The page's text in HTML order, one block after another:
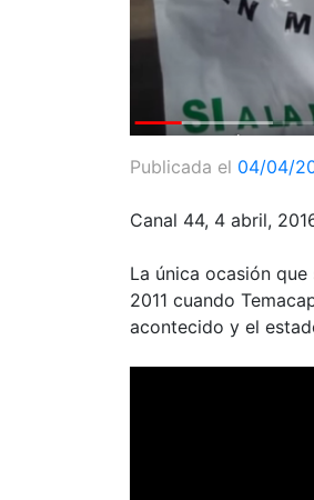
Publicada el 04/04/
Canal 44, 4 abril,
La única ocasión
2011 cuando
acontecido y el